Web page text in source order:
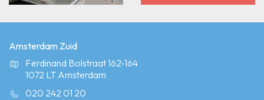
Amsterdam Zuid
Ferdinand Bolstraat 162-164
1072 LT Amsterdam
020 242 01 20